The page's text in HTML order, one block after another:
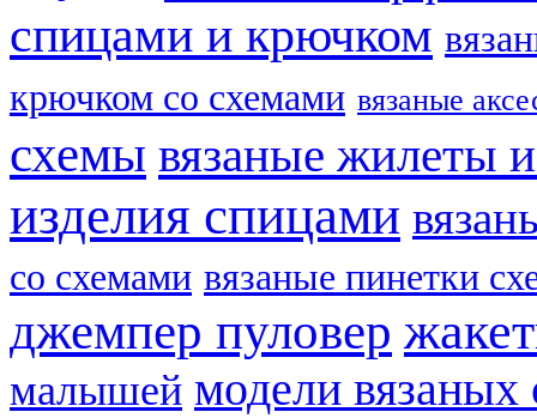
спицами и крючком
крючком со схемами вязаные
схемы вязаные жилеты
изделия спицами
со схемами вязаные пинетки
джемпер пуловер
малышей модели вязаных